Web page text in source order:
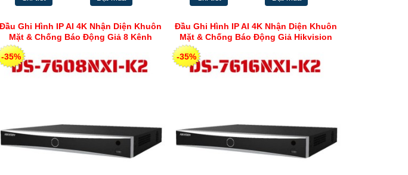
Đầu Ghi Hình IP AI 4K Nhận Diện Khuôn
Mặt & Chống Báo Động Giả 8 Kênh
-35%
Đầu Ghi Hình IP AI 4K Nhận Diện Khuôn
Mặt & Chống Báo Động Giả Hikvision
-35%